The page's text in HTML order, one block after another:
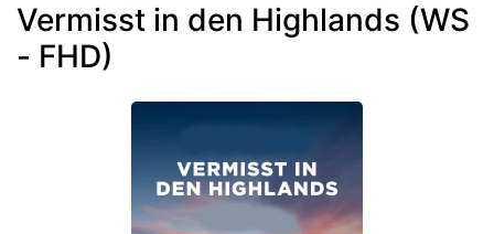
Vermisst in den Highlands (WS
- FHD)